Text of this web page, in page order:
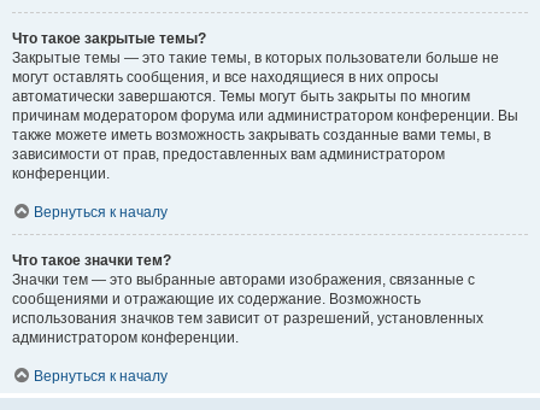
Что такое закрытые темы?
Закрытые темы — это такие темы, в которых пользователи больше не
могут оставлять сообщения, и все находящиеся в них опросы
автоматически завершаются. Темы могут быть закрыты по многим
причинам модератором форума или администратором конференции. Вы
также можете иметь возможность закрывать созданные вами темы, в
зависимости от прав, предоставленных вам администратором
конференции.
Вернуться к началу
Что такое значки тем?
Значки тем — это выбранные авторами изображения, связанные с
сообщениями и отражающие их содержание. Возможность
использования значков тем зависит от разрешений, установленных
администратором конференции.
Вернуться к началу